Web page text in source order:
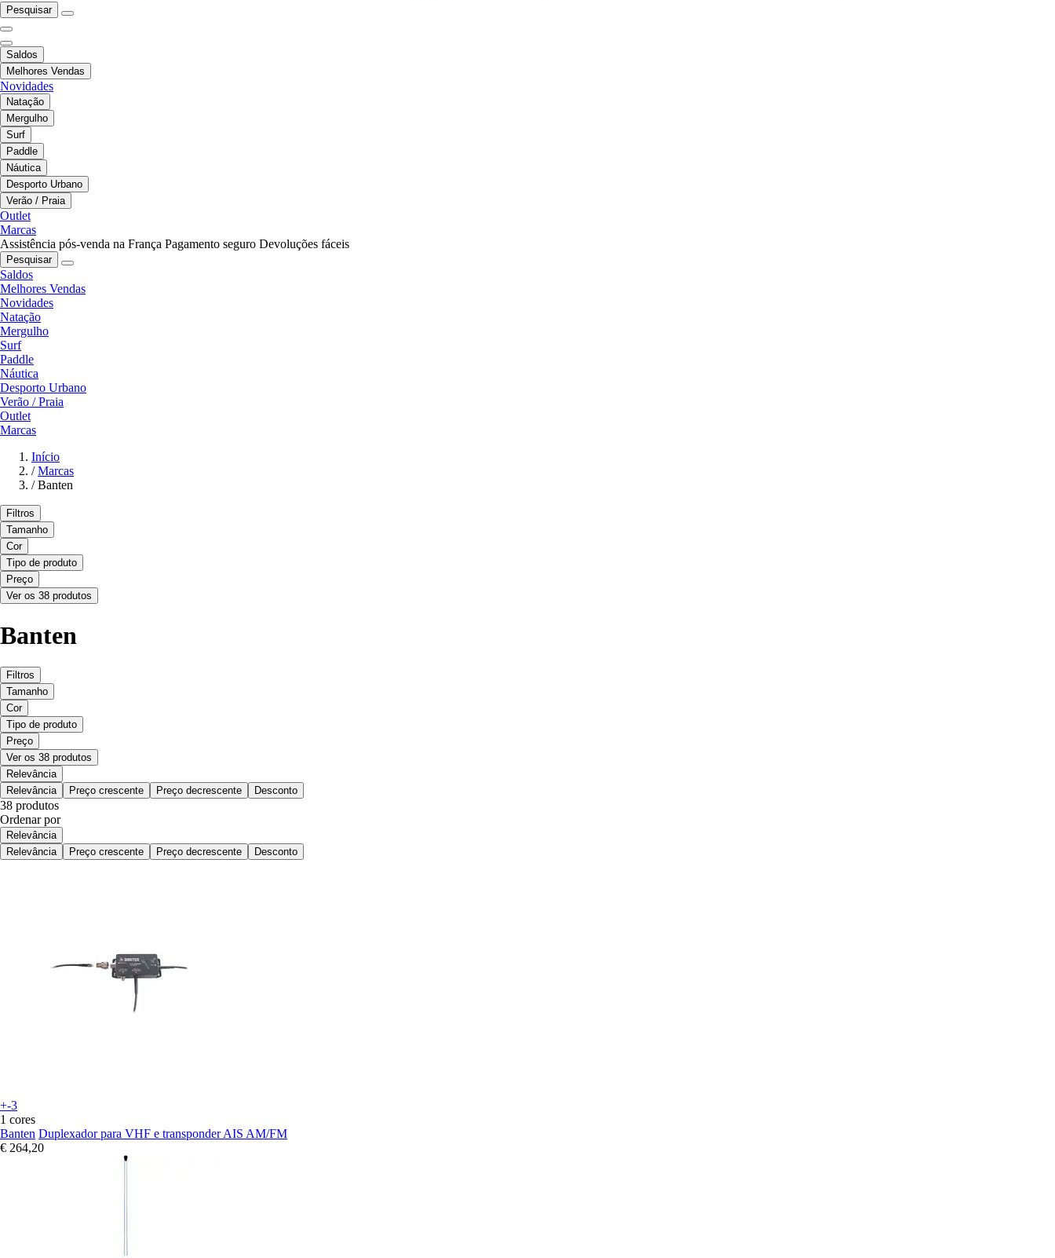
Pesquisar
Saldos
Melhores Vendas
Novidades
Natação
Mergulho
Surf
Paddle
Náutica
Desporto Urbano
Verão / Praia
Outlet
Marcas
Assistência pós-venda na França Pagamento seguro Devoluções fáceis
Pesquisar
Saldos
Melhores Vendas
Novidades
Natação
Mergulho
Surf
Paddle
Náutica
Desporto Urbano
Verão / Praia
Outlet
Marcas
Início
/ Marcas
/ Banten
Filtros
Tamanho
Cor
Tipo de produto
Preço
Ver os 38 produtos
Banten
Filtros
Tamanho
Cor
Tipo de produto
Preço
Ver os 38 produtos
Relevância
Relevância
Preço crescente Preço decrescente Desconto
38 produtos
Ordenar por
Relevância
Relevância
Preço crescente Preço decrescente Desconto
+-3
1 cores
Banten Duplexador para VHF e transponder AIS AM/FM
€ 264,20